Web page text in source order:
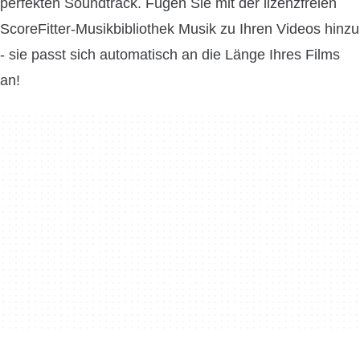
perfekten Soundtrack. Fügen Sie mit der lizenzfreien
ScoreFitter-Musikbibliothek Musik zu Ihren Videos hinzu
- sie passt sich automatisch an die Länge Ihres Films
an!